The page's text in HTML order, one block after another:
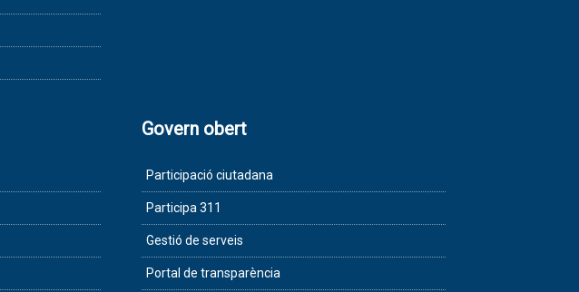
Govern obert
Participació ciutadana
Participa 311
Gestió de serveis
Portal de transparència